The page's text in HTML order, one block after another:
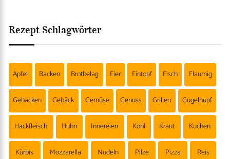
Rezept Schlagwörter
Apfel Backen Brotbelag Eier Eintopf Fisch Flaumig
Gebacken Gebäck Gemüse Genuss Grillen Gugelhupf
Hackfleisch Huhn Innereien Kohl Kraut Kuchen
Kürbis Mozzarella Nudeln Pilze Pizza Reis